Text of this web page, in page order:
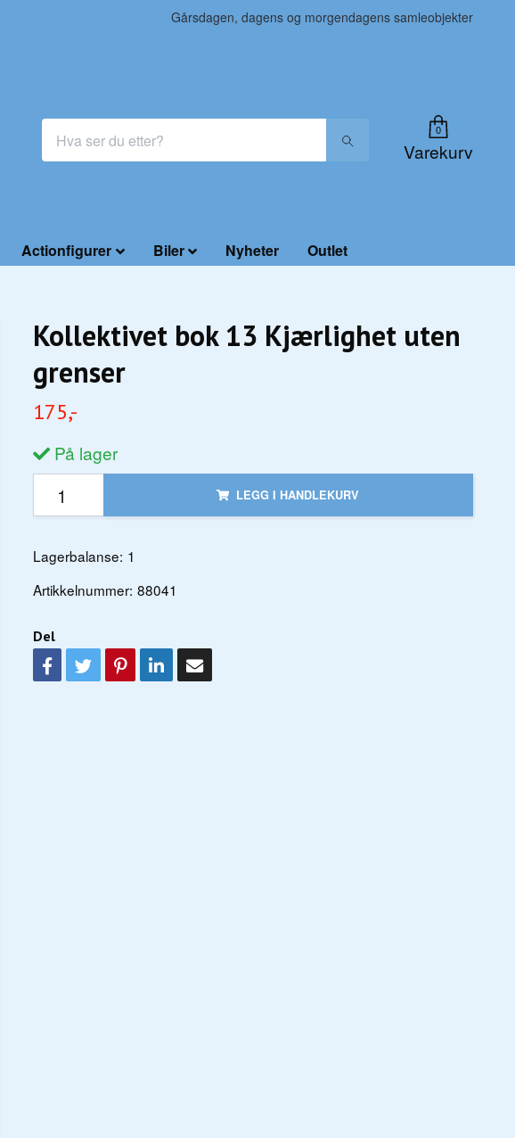
Gårsdagen, dagens og morgendagens samleobjekter
0
Varekurv
Actionfigurer Biler Nyheter Outlet
Kollektivet bok 13 Kjærlighet uten
grenser
175,-
På lager
LEGG I HANDLEKURV
Lagerbalanse: 1
Artikkelnummer: 88041
Del